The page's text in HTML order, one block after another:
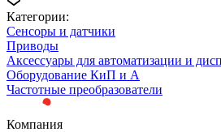
Категории:
Сенсоры и датчики
Приводы
Аксессуары для автоматизации и
Оборудование КиП и А
Частотные преобразователи
Компания